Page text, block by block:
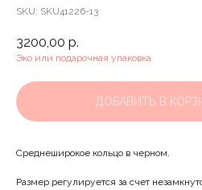
SKU: SKU41226-13
3200,00 р.
Эко или подарочная упаковка
ДОБАВИТЬ В
Среднеширокое кольцо в черном.
Размер регулируется за счет